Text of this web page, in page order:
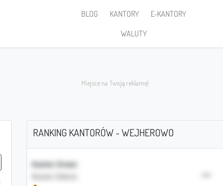
BLOG KANTORY
E-KANTORY
WALUTY
Sprzedaję
RANKING KANTORÓW - WEJHEROWO
Kantor Green
•••